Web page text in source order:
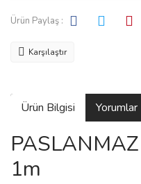
Ürün Paylaş :
Karşılaştır
Ürün Bilgisi Yorumlar
1m